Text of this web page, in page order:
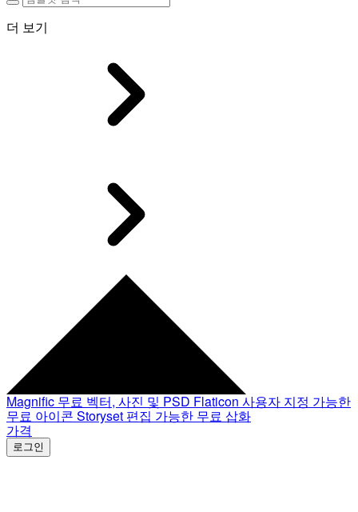
더 보기
Magnific 무료 벡터, 사진 및 PSD Flaticon 사용자 지정 가능한
무료 아이콘 Storyset 편집 가능한 무료 삽화
가격
로그인